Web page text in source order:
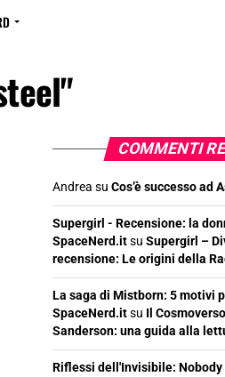
COMMENTI
Andrea su Cos’è successo ad
Supergirl - Recensione: la
SpaceNerd.itsu Supergirl –
recensione: Le origini della
La saga di Mistborn: 5 motivi
SpaceNerd.itsu Il
Sanderson: una guida alla
Riflessi dell'Invisibile: Nobody